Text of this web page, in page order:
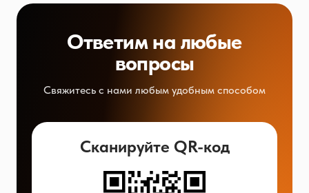
Ответим на любые
вопросы
Свяжитесь с нами любым удобным способом
Сканируйте QR-код